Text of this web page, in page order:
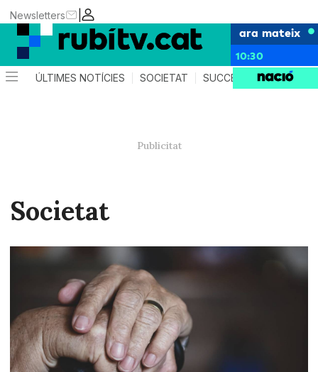
|
Newsletters
ara mateix
10:30
ÚLTIMES NOTÍCIES SOCIETAT SUCCESSOS
Societat